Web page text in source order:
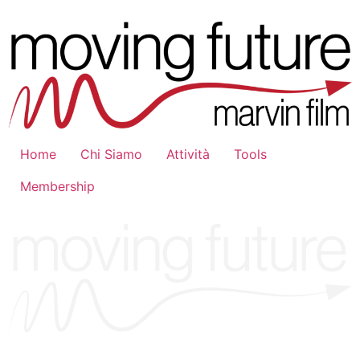
Home Chi Siamo Attività
Tools
Membership